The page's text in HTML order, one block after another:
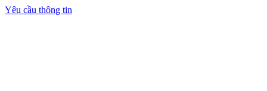
Yêu cầu thông tin